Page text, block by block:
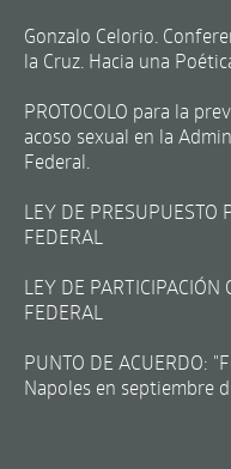
Gonzalo Celorio.
la Cruz. Hacia una
PROTOCOLO para la
acoso sexual en la
Federal.
LEY DE PRESUPUESTO
FEDERAL
LEY DE
FEDERAL
PUNTO DE ACUERDO:
Napoles en septiembre